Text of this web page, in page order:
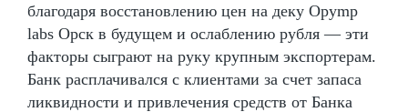
благодаря восстановлению цен на деку Opymp
labs Орск в будущем и ослаблению рубля — эти
факторы сыграют на руку крупным экспортерам.
Банк расплачивался с клиентами за счет запаса
ликвидности и привлечения средств от Банка